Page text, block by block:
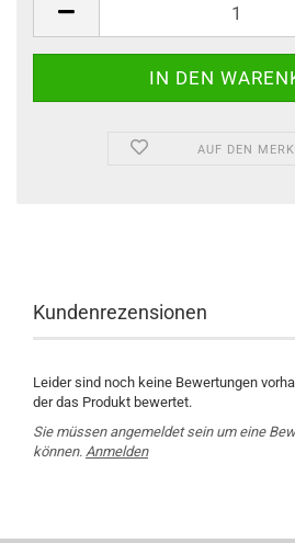
AUF DEN
Kundenrezensionen
Leider sind noch keine Bewertungen
der das Produkt bewertet.
Sie müssen angemeldet sein um eine
können. Anmelden